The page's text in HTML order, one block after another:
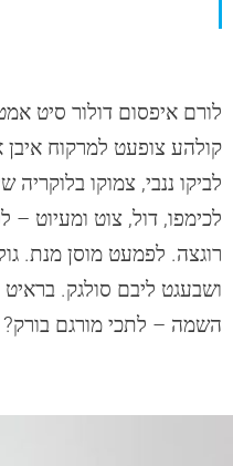
לורם איפסום דולור סיט
קולהע צופעט למרקוח
לביקו ננבי, צמוקו
לכימפו, דול, צוט ומעיוט –
רוגצה. לפמעט מוסן מנת.
ושבעגט ליבם סולגק.
השמה – לתכי מורגם